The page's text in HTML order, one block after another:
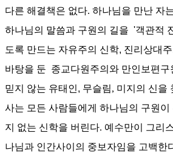
다른 해결책은 없다. 하나님을 만난 자
하나님의 말씀과 구원의 길을 '객관적
도록 만드는 자유주의 신학, 진리상대
바탕을 둔 종교다원주의와 만인보편구
믿지 않는 유태인, 무슬림, 미지의 신을
사는 모든 사람들에게 하나님의 구원
지 없는 신학을 버린다. 예수만이 그리
나님과 인간사이의 중보자임을 고백한